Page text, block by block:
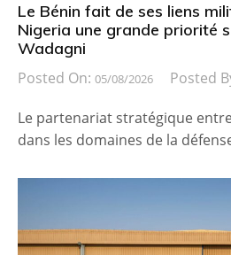
Le Bénin fait de ses liens
Nigeria une grande priorité
Wadagni
Posted On: 05/08/2026 Posted
Le partenariat stratégique
dans les domaines de la